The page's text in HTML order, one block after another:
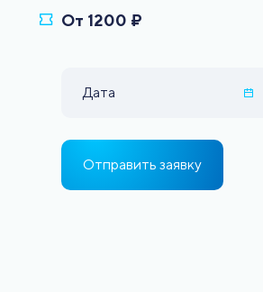
Дата
Отправить заявку